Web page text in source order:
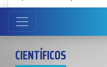
CIENTÍFICOS